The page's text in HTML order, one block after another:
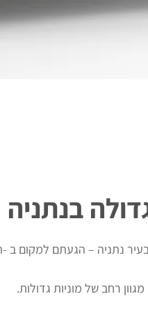
בנתניה
נתניה – הגעתם למקום ב -
רחב של מוניות גדולות.